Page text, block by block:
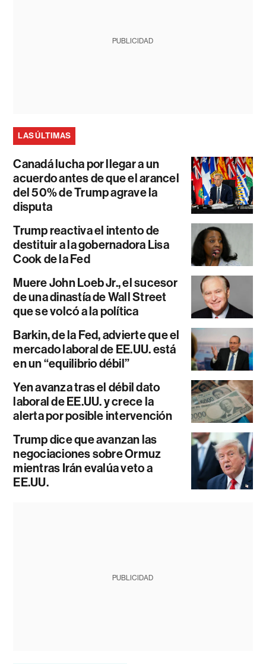
PUBLICIDAD
LAS ÚLTIMAS
Canadá lucha por llegar a un
acuerdo antes de que el arancel
del 50% de Trump agrave la
disputa
Trump reactiva el intento de
destituir a la gobernadora Lisa
Cook de la Fed
Muere John Loeb Jr., el sucesor
de una dinastía de Wall Street
que se volcó a la política
Barkin, de la Fed, advierte que el
mercado laboral de EE.UU. está
en un “equilibrio débil”
Yen avanza tras el débil dato
laboral de EE.UU. y crece la
alerta por posible intervención
Trump dice que avanzan las
negociaciones sobre Ormuz
mientras Irán evalúa veto a
EE.UU.
PUBLICIDAD